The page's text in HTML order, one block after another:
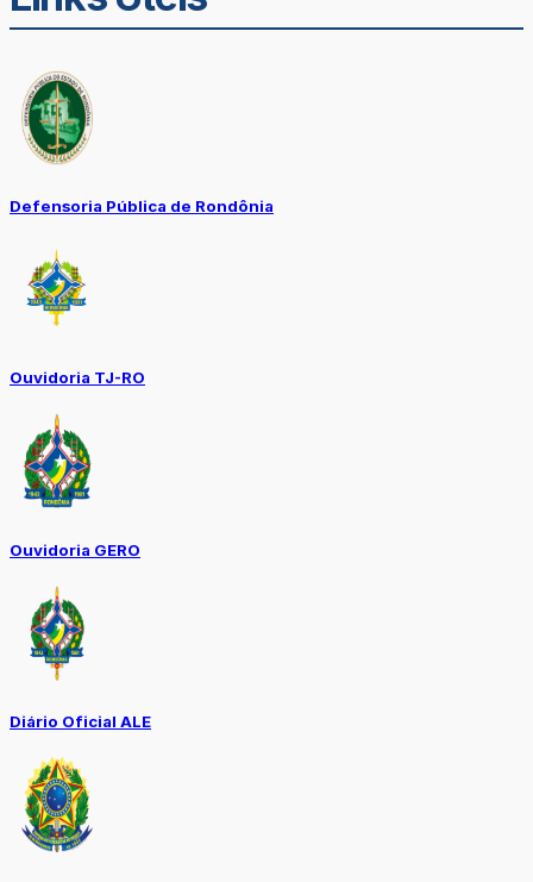
Defensoria Pública de Rondônia
Ouvidoria TJ-RO
Ouvidoria GERO
Diário Oficial ALE